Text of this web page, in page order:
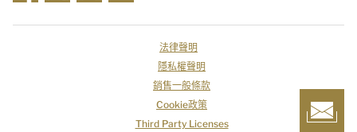
法律聲明
隱私權聲明
銷售一般條款
Cookie政策
Third Party Licenses